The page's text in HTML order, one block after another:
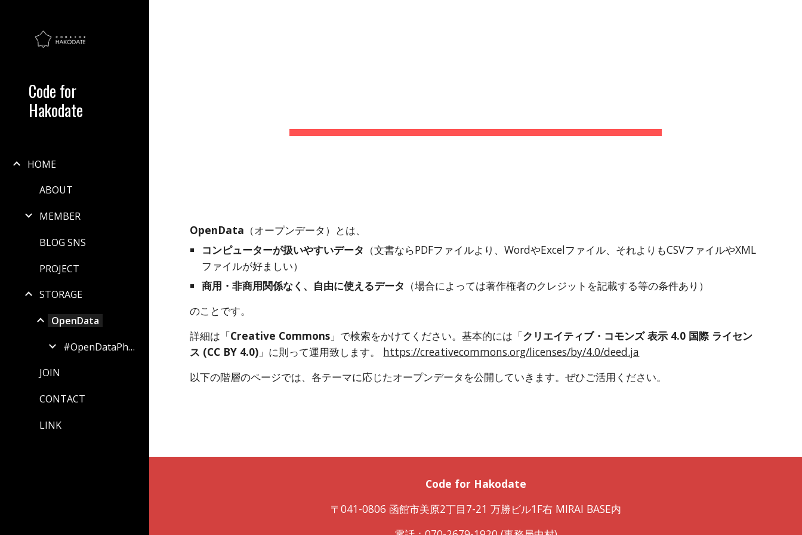
Code for
Hakodate
HOME
ABOUT
MEMBER
BLOG SNS
PROJECT
STORAGE
OpenData
#OpenDataPhoto
JOIN
CONTACT
LINK
OpenData （オープンデータ）とは、
コンピューターが扱いやすいデータ （文書ならPDFファイルより、WordやExcelファイル、それよりもCSVファイルやXML
ファイルが好ましい）
商用・非商用関係なく、自由に使えるデータ （場合によっては著作権者のクレジットを記載する等の条件あり）
のことです。
詳細は「Creative Commons 」で検索をかけてください。基本的には「クリエイティブ・コモンズ 表示 4.0 国際 ライセン
ス (CC BY 4.0) 」に則って運用致します。 https://creativecommons.org/licenses/by/4.0/deed.ja
以下の階層のページでは、各テーマに応じたオープンデータを公開していきます。ぜひご活用ください。
Code for Hakodate
〒041-0806 函館市美原2丁目7-21 万勝ビル1F右 MIRAI BASE内